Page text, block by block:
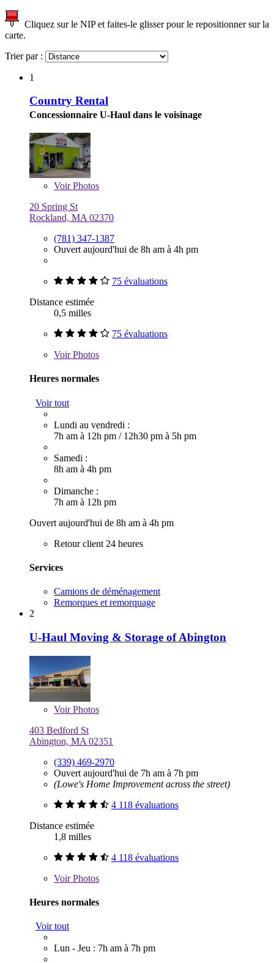
Cliquez sur le NIP et faites-le glisser pour le repositionner sur la
carte.
Trier par :
1
Country Rental
Concessionnaire U-Haul dans le voisinage
VoirPhotos
20 Spring St
Rockland, MA 02370
(781) 347-1387
Ouvert aujourd'hui de 8h am à 4h pm
75 évaluations
Distance estimée
0,5 milles
75 évaluations
VoirPhotos
Heures normales
Voir tout
Lundi au vendredi :
7h am à 12h pm / 12h30 pm à 5h pm
Samedi :
8h am à 4h pm
Dimanche :
7h am à 12h pm
Ouvert aujourd'hui de 8h am à 4h pm
Retour client 24 heures
Services
Camions de déménagement
Remorques et remorquage
2
U-Haul Moving & Storage of Abington
VoirPhotos
403 Bedford St
Abington, MA 02351
(339) 469-2970
Ouvert aujourd'hui de 7h am à 7h pm
(Lowe's Home Improvement across the street)
4 118 évaluations
Distance estimée
1,8 milles
4 118 évaluations
VoirPhotos
Heures normales
Voir tout
Lun - Jeu : 7h am à 7h pm